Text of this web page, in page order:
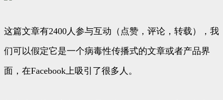
这篇文章有2400人参与互动（点赞，评论，转载），我
们可以假定它是一个病毒性传播式的文章或者产品界
面，在Facebook上吸引了很多人。